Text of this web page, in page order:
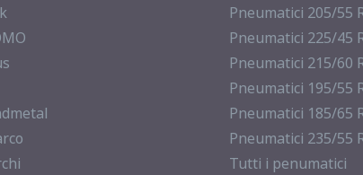
Pneumatici 205/55
Pneumatici 225/45
Pneumatici 215/60
Pneumatici 195/55
Pneumatici 185/65
Pneumatici 235/55
Tutti i penumatici